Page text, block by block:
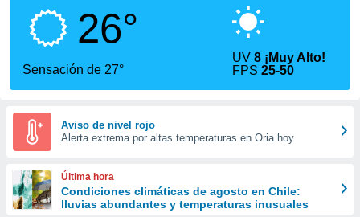
que se
calidad.
a este
las
y
forma
digital
basada
26°
Sensación de 27°
UV8 ¡Muy Alto!
FPS25-50
Aviso de nivel rojo
Alerta extrema por altas temperaturas en Oria hoy
Última hora
Condiciones climáticas de agosto en Chile:
lluvias abundantes y temperaturas inusuales